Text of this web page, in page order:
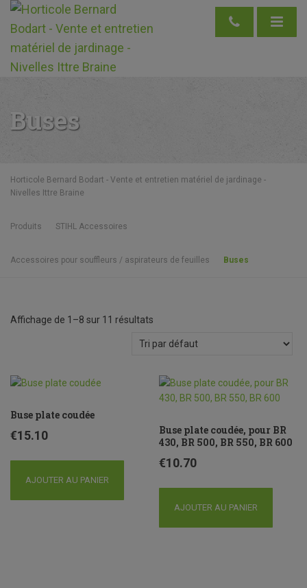
Buses
Horticole Bernard Bodart - Vente et entretien matériel de jardinage -
Nivelles Ittre Braine
Produits STIHL Accessoires
Accessoires pour souffleurs / aspirateurs de feuilles Buses
Affichage de 1–8 sur 11 résultats
Buse plate coudée
€15.10
AJOUTER AU PANIER
Buse plate coudée, pour BR
430, BR 500, BR 550, BR 600
€10.70
AJOUTER AU PANIER